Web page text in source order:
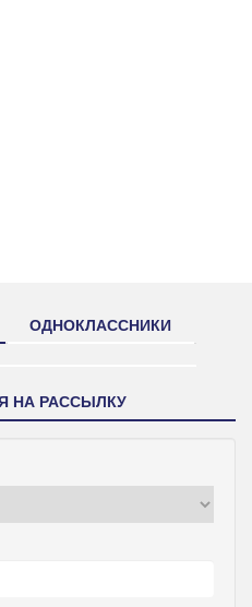
ОДНОКЛАССНИКИ
НА РАССЫЛКУ